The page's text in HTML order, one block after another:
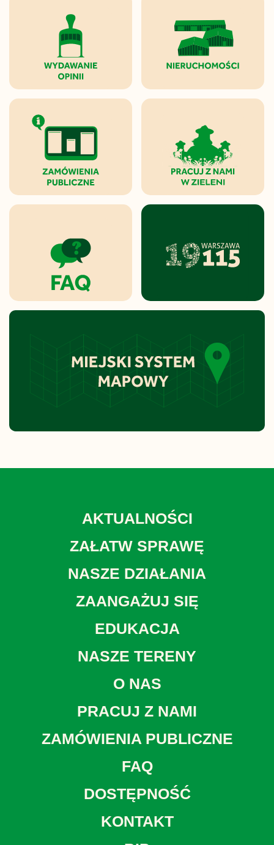
AKTUALNOŚCI
ZAŁATW SPRAWĘ
NASZE DZIAŁANIA
ZAANGAŻUJ SIĘ
EDUKACJA
NASZE TERENY
O NAS
PRACUJ Z NAMI
ZAMÓWIENIA PUBLICZNE
FAQ
DOSTĘPNOŚĆ
KONTAKT